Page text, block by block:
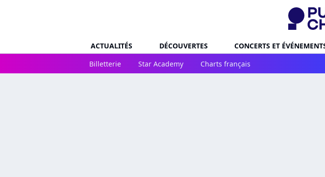
ACTUALITÉS DÉCOUVERTES CONCERTS ET
Billetterie
Star Academy Charts français